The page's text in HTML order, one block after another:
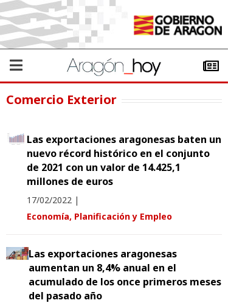
Comercio Exterior
Las exportaciones aragonesas baten un
nuevo récord histórico en el conjunto
de 2021 con un valor de 14.425,1
millones de euros
17/02/2022 |
Economía, Planificación y Empleo
Las exportaciones aragonesas
aumentan un 8,4% anual en el
acumulado de los once primeros meses
del pasado año